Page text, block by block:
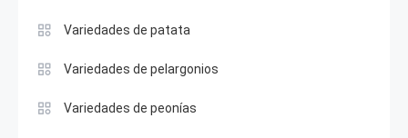
Variedades de patata
Variedades de pelargonios
Variedades de peonías